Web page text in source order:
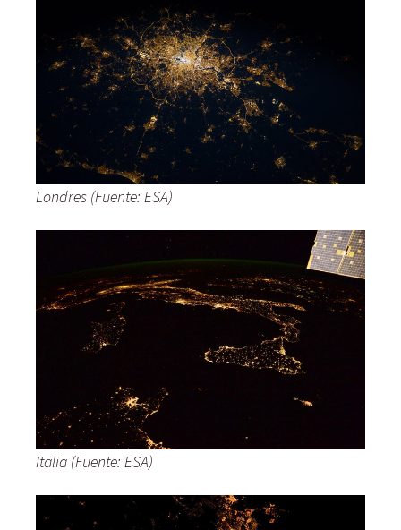
Londres (Fuente: ESA)
Italia (Fuente: ESA)